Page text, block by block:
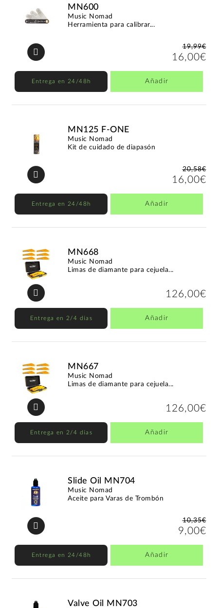
MN600
Music Nomad
Herramienta para calibrar...
19,99€
16,00€
Entrega en 24/48h Añadir
MN125 F-ONE
Music Nomad
Kit de cuidado de diapasón
20,58€
16,00€
Entrega en 24/48h Añadir
MN668
Music Nomad
Limas de diamante para cejuela...
126,00€
Entrega en 2/4 días Añadir
MN667
Music Nomad
Limas de diamante para cejuela...
126,00€
Entrega en 2/4 días Añadir
Slide Oil MN704
Music Nomad
Aceite para Varas de Trombón
10,35€
9,00€
Entrega en 24/48h Añadir
Valve Oil MN703